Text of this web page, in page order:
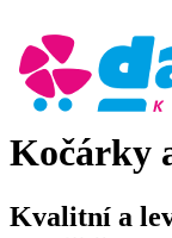
Kočárky
Kvalitní a